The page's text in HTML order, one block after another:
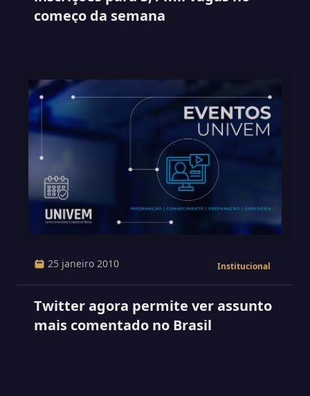
começo da semana
25 janeiro 2010 Institucional
Twitter agora permite ver assunto
mais comentado no Brasil